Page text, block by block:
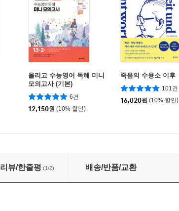
올리고 수능영어 독해 미니
모의고사 (기본)
6건
12,150원 (10% 할인)
죽음의 수용소 이후
101건
16,020원 (10% 할인)
리뷰/한줄평 (1/2) 배송/반품/교환